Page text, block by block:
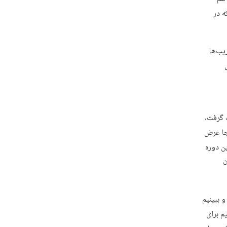
که در
گرفت،
عرض
دوره
ببینیم
برای